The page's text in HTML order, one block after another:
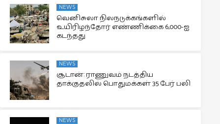
NEWS
வெனிசுலா நிலநடுக்கங்களில்
உயிரிழந்தோர் எண்ணிக்கை 6,000-ஐ
கடந்தது
NEWS
சூடான்: ராணுவம் நடத்திய
தாக்குதலில் பொதுமக்கள் 35 பேர் பலி
NEWS